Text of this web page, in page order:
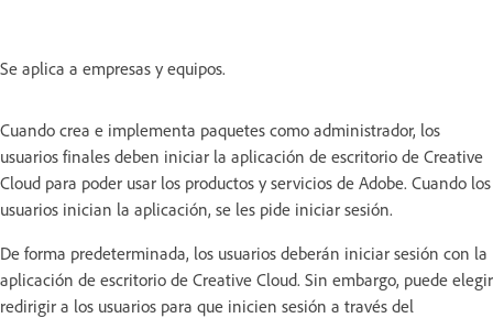
Se aplica a empresas y equipos.
Cuando crea e implementa paquetes como administrador, los
usuarios finales deben iniciar la aplicación de escritorio de Creative
Cloud para poder usar los productos y servicios de Adobe. Cuando los
usuarios inician la aplicación, se les pide iniciar sesión.
De forma predeterminada, los usuarios deberán iniciar sesión con la
aplicación de escritorio de Creative Cloud. Sin embargo, puede elegir
redirigir a los usuarios para que inicien sesión a través del